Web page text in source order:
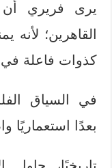
يرى فريري أن
القاهرين؛ لأنه
كذوات فاعلة في
في السياق
بعدًا استعماريًا